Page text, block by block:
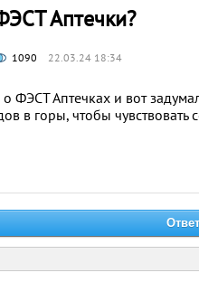
Аптечки?
1090 22.03.24 18:34
ФЭСТ Аптечках и вот
в горы, чтобы чувствовать